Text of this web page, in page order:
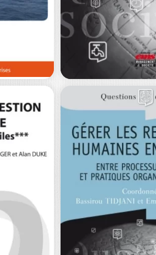
de
C’est
Un livre sur les
l’organisation :
économique,…
LA
CONTINUE